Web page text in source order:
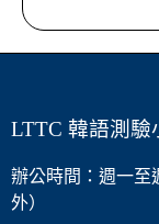
LTTC 韓語測驗
辦公時間：週一至
外）